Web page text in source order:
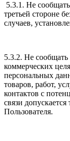
5.3.1. Не
третьей стороне
случаев,
5.3.2. Не
коммерческих
персональных
товаров, работ,
контактов с
связи допускается
Пользователя.